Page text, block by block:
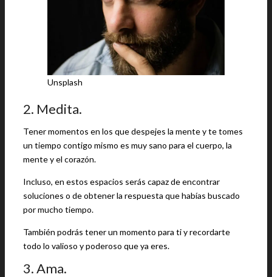
Unsplash
2. Medita.
Tener momentos en los que despejes la mente y te tomes
un tiempo contigo mismo es muy sano para el cuerpo, la
mente y el corazón.
Incluso, en estos espacios serás capaz de encontrar
soluciones o de obtener la respuesta que habías buscado
por mucho tiempo.
También podrás tener un momento para ti y recordarte
todo lo valioso y poderoso que ya eres.
3. Ama.